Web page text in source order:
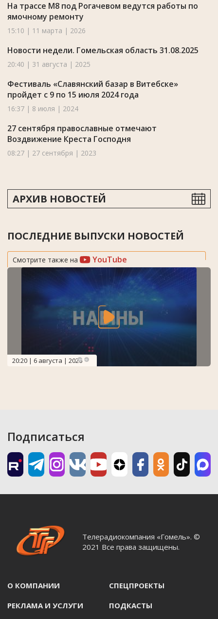
На трассе М8 под Рогачевом ведутся работы по
ямочному ремонту
15:10 | 11 марта | 2026
Новости недели. Гомельская область 31.08.2025
20:40 | 31 августа | 2025
Фестиваль «Славянский базар в Витебске»
пройдет с 9 по 15 июля 2024 года
16:37 | 8 июля | 2024
27 сентября православные отмечают
Воздвижение Креста Господня
08:27 | 27 сентября | 2023
АРХИВ НОВОСТЕЙ
ПОСЛЕДНИЕ ВЫПУСКИ НОВОСТЕЙ
Смотрите также на YouTube
20:20 | 6 августа | 2026
Подписаться
Телерадиокомпания «Гомель». ©
2021 Все права защищены.
О КОМПАНИИ СПЕЦПРОЕКТЫ
РЕКЛАМА И УСЛУГИ ПОДКАСТЫ